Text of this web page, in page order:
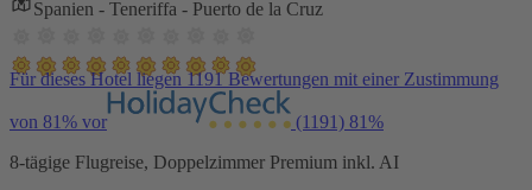
Spanien - Teneriffa - Puerto de la Cruz
Für dieses Hotel liegen 1191 Bewertungen mit einer Zustimmung
von 81% vor (1191) 81%
8-tägige Flugreise, Doppelzimmer Premium inkl. AI